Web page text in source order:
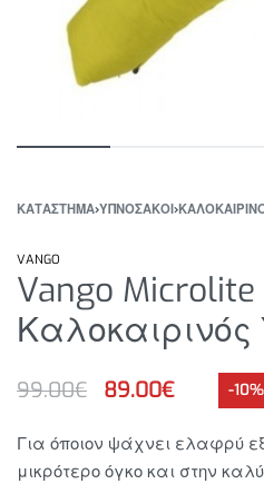
ΚΑΤΆΣΤΗΜΑ›ΥΠΝΟΣΑΚΟΙ›
VANGO
Vango
99.00€ 89.00€ -
Για όποιον ψάχνει ελαφρύ
μικρότερο όγκο και στην